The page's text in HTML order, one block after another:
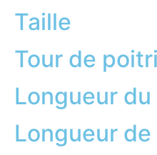
Taille
Tour de
Longueur
Longueur